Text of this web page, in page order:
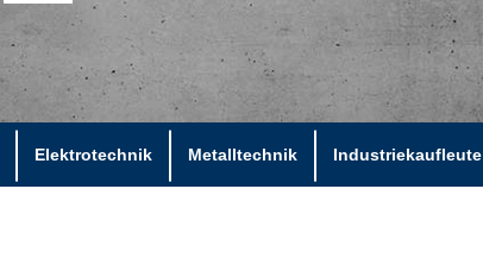
Elektrotechnik Metalltechnik Industriekaufleute